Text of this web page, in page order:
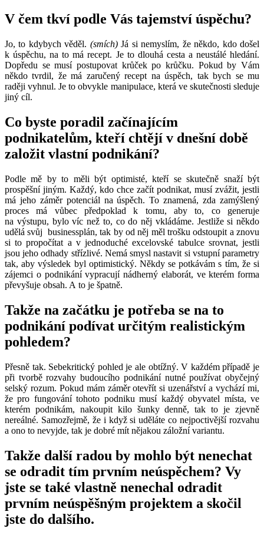
V čem tkví podle Vás tajemství úspěchu?
Jo, to kdybych věděl. (smích)Já si nemyslím, že někdo, kdo došel
k úspěchu, na to má recept. Je to dlouhá cesta a neustálé hledání.
Dopředu se musí postupovat krůček po krůčku. Pokud by Vám
někdo tvrdil, že má zaručený recept na úspěch, tak bych se mu
raději vyhnul. Je to obvykle manipulace, která ve skutečnosti sleduje
jiný cíl.
Co byste poradil začínajícím
podnikatelům, kteří chtějí v dnešní době
založit vlastní podnikání?
Podle mě by to měli být optimisté, kteří se skutečně snaží být
prospěšní jiným. Každý, kdo chce začít podnikat, musí zvážit, jestli
má jeho záměr potenciál na úspěch. To znamená, zda zamýšlený
proces má vůbec předpoklad k tomu, aby to, co generuje
na výstupu, bylo víc než to, co do něj vkládáme. Jestliže si někdo
udělá svůj businessplán, tak by od něj měl trošku odstoupit a znovu
si to propočítat a v jednoduché excelovské tabulce srovnat, jestli
jsou jeho odhady střízlivé. Nemá smysl nastavit si vstupní parametry
tak, aby výsledek byl optimistický. Někdy se potkávám s tím, že si
zájemci o podnikání vypracují nádherný elaborát, ve kterém forma
převyšuje obsah. A to je špatně.
Takže na začátku je potřeba se na to
podnikání podívat určitým realistickým
pohledem?
Přesně tak. Sebekritický pohled je ale obtížný. V každém případě je
při tvorbě rozvahy budoucího podnikání nutné používat obyčejný
selský rozum. Pokud mám záměr otevřít si uzenářství a vychází mi,
že pro fungování tohoto podniku musí každý obyvatel místa, ve
kterém podnikám, nakoupit kilo šunky denně, tak to je zjevně
nereálné. Samozřejmě, že i když si uděláte co nejpoctivější rozvahu
a ono to nevyjde, tak je dobré mít nějakou záložní variantu.
Takže další radou by mohlo být nenechat
se odradit tím prvním neúspěchem? Vy
jste se také vlastně nenechal odradit
prvním neúspěšným projektem a skočil
jste do dalšího.